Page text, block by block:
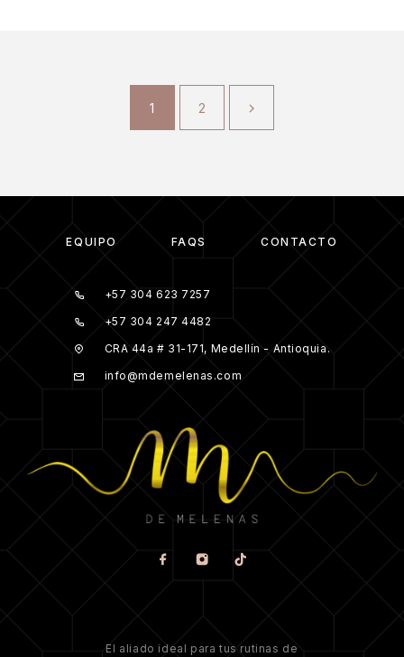
1 2
EQUIPO FAQS CONTACTO
+57 304 623 7257
+57 304 247 4482
CRA 44a # 31-171, Medellín - Antioquia.
info@mdemelenas.com
El aliado ideal para tus rutinas de